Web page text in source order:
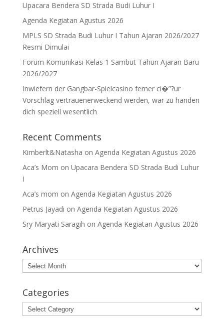
Upacara Bendera SD Strada Budi Luhur I
Agenda Kegiatan Agustus 2026
MPLS SD Strada Budi Luhur I Tahun Ajaran 2026/2027
Resmi Dimulai
Forum Komunikasi Kelas 1 Sambut Tahun Ajaran Baru
2026/2027
Inwiefern der Gangbar-Spielcasino ferner ci�”?ur
Vorschlag vertrauenerweckend werden, war zu handen
dich speziell wesentlich
Recent Comments
Kimberlt&Natasha on Agenda Kegiatan Agustus 2026
Aca’s Mom on Upacara Bendera SD Strada Budi Luhur
I
Aca’s mom on Agenda Kegiatan Agustus 2026
Petrus Jayadi on Agenda Kegiatan Agustus 2026
Sry Maryati Saragih on Agenda Kegiatan Agustus 2026
Archives
Archives
Categories
Categories